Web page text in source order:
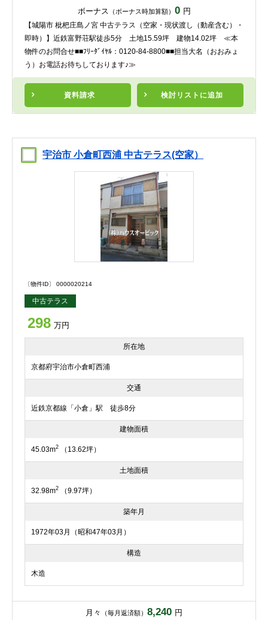
ボーナス （ボーナス時加算額） 0 円
資料請求 検討リスト に追加
【城陽市 枇杷庄島ノ宮 中古テラス（空家・現状渡し（動産含む）・
即時）】近鉄富野荘駅徒歩5分 土地15.59坪 建物14.02坪 ≪本
物件のお問合せ■■ﾌﾘｰﾀﾞｲﾔﾙ：0120-84-8800■■担当大名（おおみょ
う）お電話お待ちしております♪≫
宇治市 小倉町西浦 中古テラス(空家）
〔物件ID〕 0000020214
中古テラス
298 万円
所在地
京都府宇治市小倉町西浦
交通
近鉄京都線「小倉」駅 徒歩8分
建物面積
45.03m2 （13.62坪）
土地面積
32.98m2 （9.97坪）
築年月
1972年03月（昭和47年03月）
構造
木造
月々 （毎月返済額） 8,240 円